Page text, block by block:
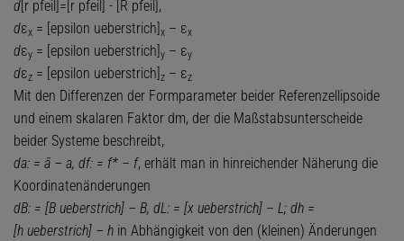
d[r pfeil]=[r pfeil] - [R pfeil],
dεx = [epsilon ueberstrich]x – εx
dεy = [epsilon ueberstrich]y – εy
dεz = [epsilon ueberstrich]z – εz
Mit den Differenzen der Formparameter beider Referenzellipsoide
und einem skalaren Faktor dm, der die Maßstabsunterscheide
beider Systeme beschreibt,
da: = ā – a, df: = f* – f, erhält man in hinreichender Näherung die
Koordinatenänderungen
dB: = [B ueberstrich] – B, dL: = [x ueberstrich] – L; dh =
[h ueberstrich] – h in Abhängigkeit von den (kleinen) Änderungen